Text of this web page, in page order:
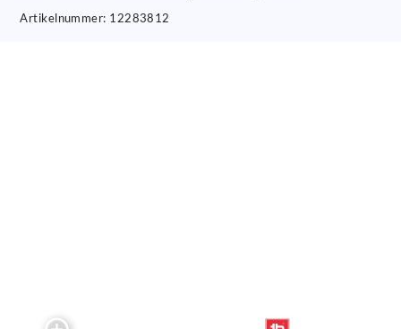
Artikelnummer: 12283812